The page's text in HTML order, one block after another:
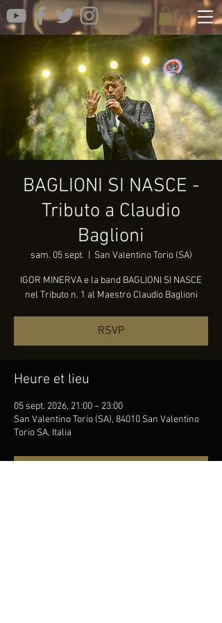
BAGLIONI SI NASCE -
Tributo a Claudio
Baglioni
sam. 05 sept. San Valentino Torio (SA)
IGOR MINERVA e la band BAGLIONI SI NASCE
nel Tributo n. 1 al Maestro Claudio Baglioni
RSVP
Heure et lieu
05 sept. 2026, 21:00 – 23:00
San Valentino Torio (SA), 84010 San Valentino
Torio SA, Italia